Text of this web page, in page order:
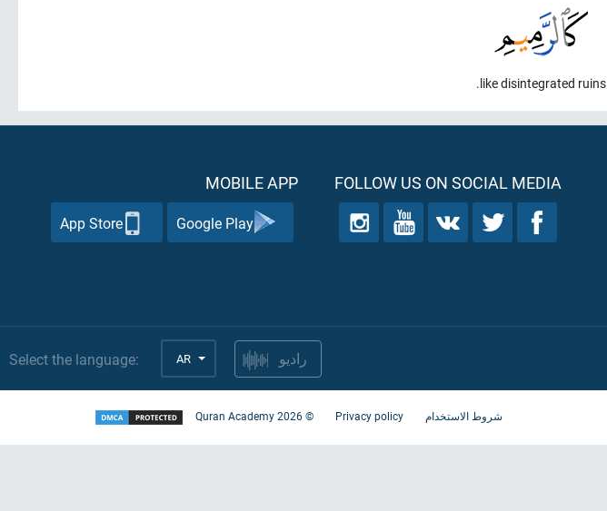
like disintegrated ruins.
FOLLOW US ON SOCIAL MEDIA
MOBILE APP
Google Play
App Store
Select the language: AR راديو
شروط الاستخدام Privacy policy
©
2026